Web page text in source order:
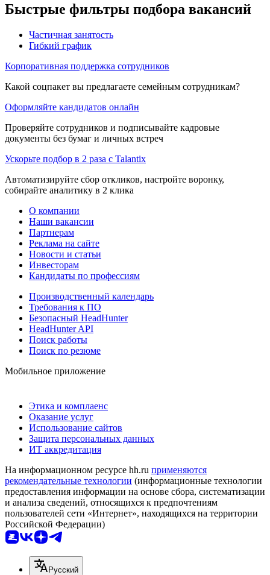
Быстрые фильтры подбора вакансий
Частичная занятость
Гибкий график
Корпоративная поддержка сотрудников
Какой соцпакет вы предлагаете семейным сотрудникам?
Оформляйте кандидатов онлайн
Проверяйте сотрудников и подписывайте кадровые
документы без бумаг и личных встреч
Ускорьте подбор в 2 раза с Talantix
Автоматизируйте сбор откликов, настройте воронку,
собирайте аналитику в 2 клика
О компании
Наши вакансии
Партнерам
Реклама на сайте
Новости и статьи
Инвесторам
Кандидаты по профессиям
Производственный календарь
Требования к ПО
Безопасный HeadHunter
HeadHunter API
Поиск работы
Поиск по резюме
Мобильное приложение
Этика и комплаенс
Оказание услуг
Использование сайтов
Защита персональных данных
ИТ аккредитация
На информационном ресурсе hh.ru применяются
рекомендательные технологии (информационные технологии
предоставления информации на основе сбора, систематизации
и анализа сведений, относящихся к предпочтениям
пользователей сети «Интернет», находящихся на территории
Российской Федерации)
Русский